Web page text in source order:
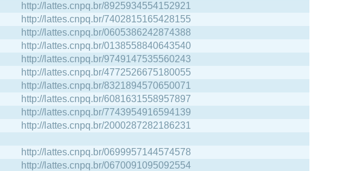
http://lattes.cnpq.br/8925934554152921
http://lattes.cnpq.br/7402815165428155
http://lattes.cnpq.br/0605386242874388
http://lattes.cnpq.br/0138558840643540
http://lattes.cnpq.br/9749147535560243
http://lattes.cnpq.br/4772526675180055
http://lattes.cnpq.br/8321894570650071
http://lattes.cnpq.br/6081631558957897
http://lattes.cnpq.br/7743954916594139
http://lattes.cnpq.br/2000287282186231
http://lattes.cnpq.br/0699957144574578
http://lattes.cnpq.br/0670091095092554